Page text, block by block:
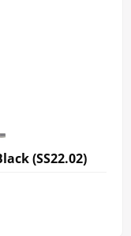
(SS22.02)